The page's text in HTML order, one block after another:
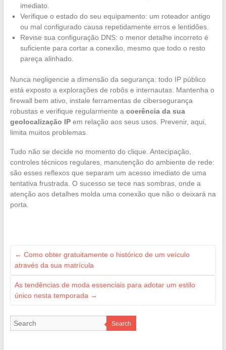
imediato.
Verifique o estado do seu equipamento: um roteador antigo
ou mal configurado causa repetidamente erros e lentidões.
Revise sua configuração DNS: o menor detalhe incorreto é
suficiente para cortar a conexão, mesmo que todo o resto
pareça alinhado.
Nunca negligencie a dimensão da segurança: todo IP público
está exposto a explorações de robôs e internautas. Mantenha o
firewall bem ativo, instale ferramentas de cibersegurança
robustas e verifique regularmente a coerência da sua
geolocalização IPem relação aos seus usos. Prevenir, aqui,
limita muitos problemas.
Tudo não se decide no momento do clique. Antecipação,
controles técnicos regulares, manutenção do ambiente de rede:
são esses reflexos que separam um acesso imediato de uma
tentativa frustrada. O sucesso se tece nas sombras, onde a
atenção aos detalhes molda uma conexão que não o deixará na
porta.
← Como obter gratuitamente o histórico de um veículo
através da sua matrícula
As tendências de moda essenciais para adotar um estilo
único nesta temporada →
Search